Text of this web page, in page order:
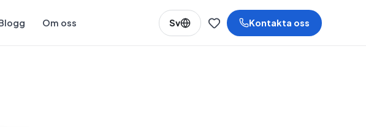
Om oss Sv Kontakta oss